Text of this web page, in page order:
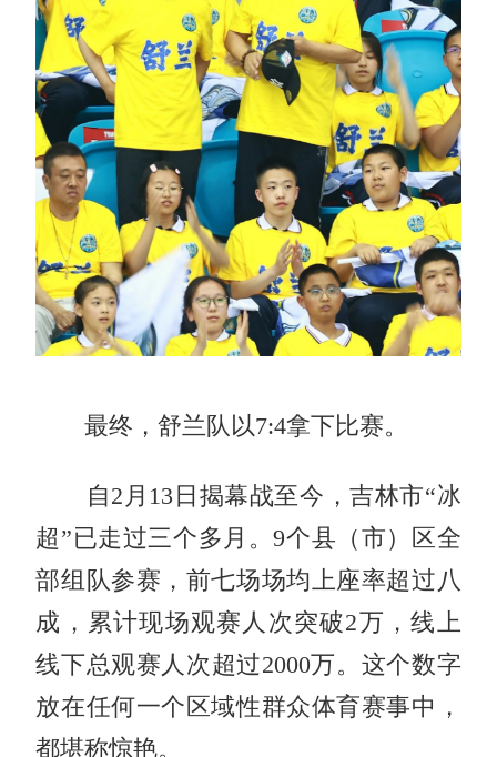
最终，舒兰队以7:4拿下比赛。
自2月13日揭幕战至今，吉林市“冰
超”已走过三个多月。9个县（市）区全
部组队参赛，前七场场均上座率超过八
成，累计现场观赛人次突破2万，线上
线下总观赛人次超过2000万。这个数字
放在任何一个区域性群众体育赛事中，
都堪称惊艳。